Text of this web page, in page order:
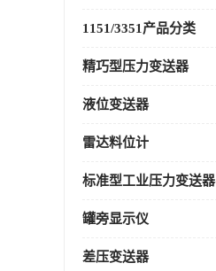
1151/3351产品分类
精巧型压力变送器
液位变送器
雷达料位计
标准型工业压力变送器
罐旁显示仪
差压变送器